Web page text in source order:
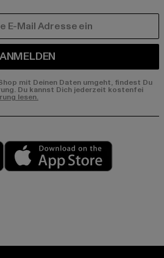
ANMELDEN
mit Deinen Daten umgeht, findest Du
Du kannst Dich jederzeit kostenfei
lesen.
Play market
page:page:
YouTube channel: